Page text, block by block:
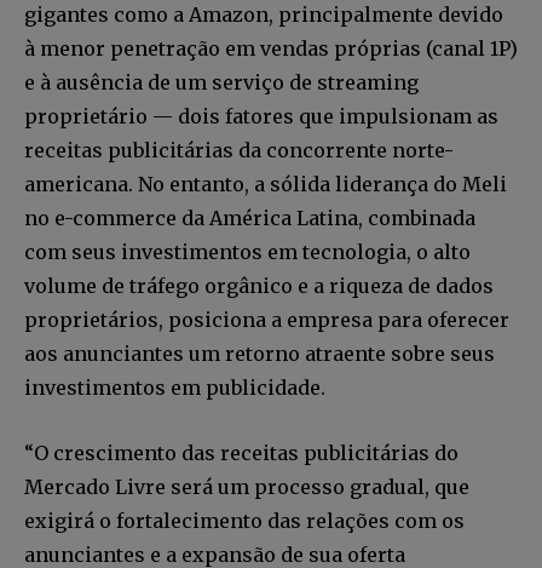
gigantes como a Amazon, principalmente devido
à menor penetração em vendas próprias (canal 1P)
e à ausência de um serviço de streaming
proprietário — dois fatores que impulsionam as
receitas publicitárias da concorrente norte-
americana. No entanto, a sólida liderança do Meli
no e-commerce da América Latina, combinada
com seus investimentos em tecnologia, o alto
volume de tráfego orgânico e a riqueza de dados
proprietários, posiciona a empresa para oferecer
aos anunciantes um retorno atraente sobre seus
investimentos em publicidade.
“O crescimento das receitas publicitárias do
Mercado Livre será um processo gradual, que
exigirá o fortalecimento das relações com os
anunciantes e a expansão de sua oferta